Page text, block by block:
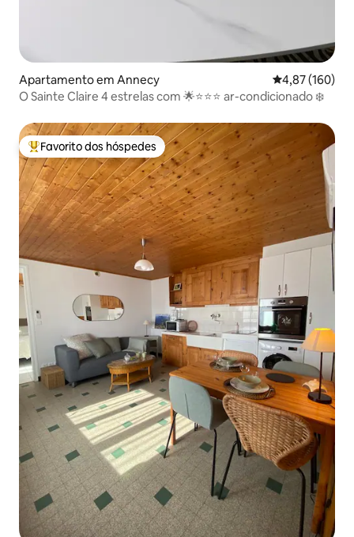
Apartamento em Annecy Classificação
4,87 (160)
O Sainte Claire 4 estrelas com 🌟⭐️⭐️⭐️ ar-condicionado ❄️
Favoritos dos hóspedes mais apreciados
Favorito dos hóspedes